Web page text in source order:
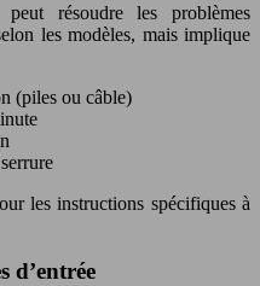
peut résoudre les problèmes
les modèles, mais implique
(piles ou câble)
les instructions spécifiques à
d’entrée